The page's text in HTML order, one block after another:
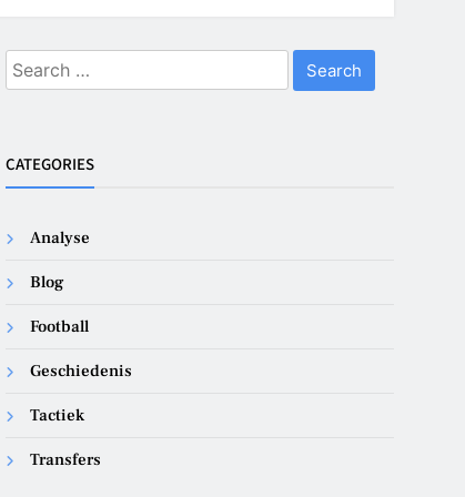
Search
for:
CATEGORIES
Analyse
Blog
Football
Geschiedenis
Tactiek
Transfers